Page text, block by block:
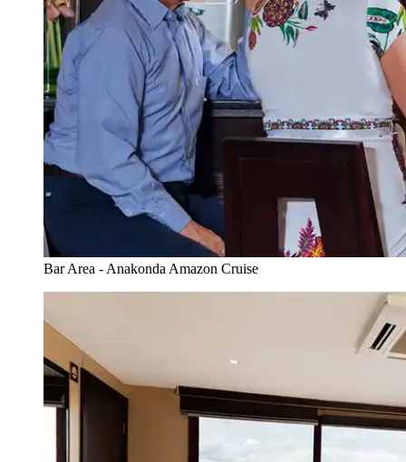
Bar Area - Anakonda Amazon Cruise